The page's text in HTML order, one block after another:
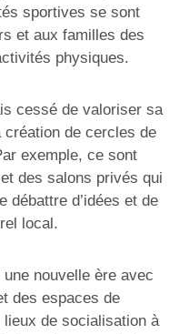
sportives se sont
et aux familles des
physiques.
cessé de valoriser sa
de cercles de
exemple, ce sont
des salons privés qui
débattre d’idées et de
local.
nouvelle ère avec
des espaces de
de socialisation à